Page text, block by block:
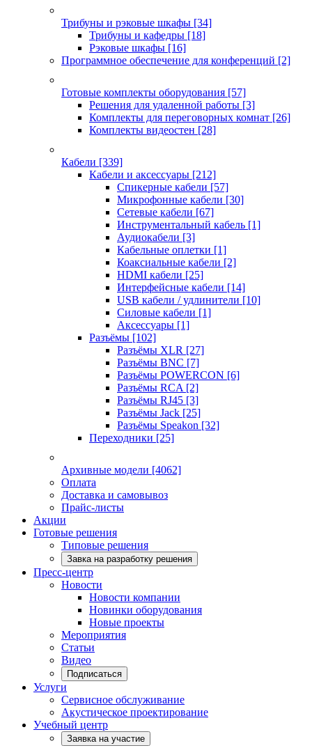
Трибуны и рэковые шкафы [34]
Трибуны и кафедры [18]
Рэковые шкафы [16]
Программное обеспечение для конференций [2]
Готовые комплекты оборудования [57]
Решения для удаленной работы [3]
Комплекты для переговорных комнат [26]
Комплекты видеостен [28]
Кабели [339]
Кабели и аксессуары [212]
Спикерные кабели [57]
Микрофонные кабели [30]
Сетевые кабели [67]
Инструментальный кабель [1]
Аудиокабели [3]
Кабельные оплетки [1]
Коаксиальные кабели [2]
HDMI кабели [25]
Интерфейсные кабели [14]
USB кабели / удлинители [10]
Силовые кабели [1]
Аксессуары [1]
Разъёмы [102]
Разъёмы XLR [27]
Разъёмы BNC [7]
Разъёмы POWERCON [6]
Разъёмы RCA [2]
Разъёмы RJ45 [3]
Разъёмы Jack [25]
Разъёмы Speakon [32]
Переходники [25]
Архивные модели [4062]
Оплата
Доставка и самовывоз
Прайс-листы
Акции
Готовые решения
Типовые решения
Завка на разработку решения
Пресс-центр
Новости
Новости компании
Новинки оборудования
Новые проекты
Мероприятия
Статьи
Видео
Подписаться
Услуги
Сервисное обслуживание
Акустическое проектирование
Учебный центр
Заявка на участие